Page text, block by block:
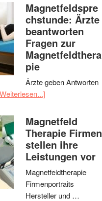
Magnetfeldspre
chstunde: Ärzte
beantworten
Fragen zur
Magnetfeldthera
pie
Ärzte geben Antworten
Magnetfeld
Therapie Firmen
stellen ihre
Leistungen vor
Magnetfeldtherapie
Firmenportraits
Hersteller und …